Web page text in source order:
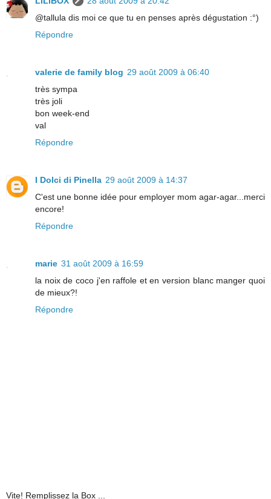
@tallula dis moi ce que tu en penses après dégustation :°)
Répondre
valerie de family blog 29 août 2009 à 06:40
très sympa
très joli
bon week-end
val
Répondre
I Dolci di Pinella 29 août 2009 à 14:37
C'est une bonne idée pour employer mom agar-agar...merci
encore!
Répondre
marie 31 août 2009 à 16:59
la noix de coco j'en raffole et en version blanc manger quoi
de mieux?!
Répondre
Vite! Remplissez la Box ...